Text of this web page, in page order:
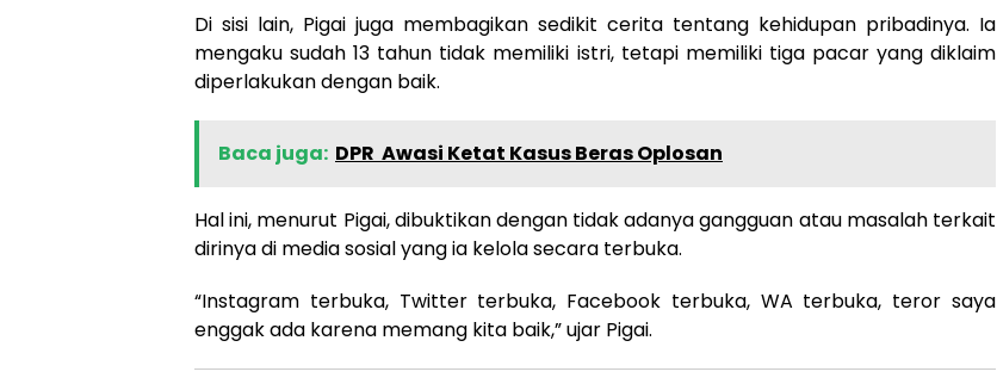
Di sisi lain, Pigai juga membagikan sedikit cerita tentang kehidupan pribadinya. Ia
mengaku sudah 13 tahun tidak memiliki istri, tetapi memiliki tiga pacar yang diklaim
diperlakukan dengan baik.
Baca juga: DPR Awasi Ketat Kasus Beras Oplosan
Hal ini, menurut Pigai, dibuktikan dengan tidak adanya gangguan atau masalah terkait
dirinya di media sosial yang ia kelola secara terbuka.
“Instagram terbuka, Twitter terbuka, Facebook terbuka, WA terbuka, teror saya
enggak ada karena memang kita baik,” ujar Pigai.